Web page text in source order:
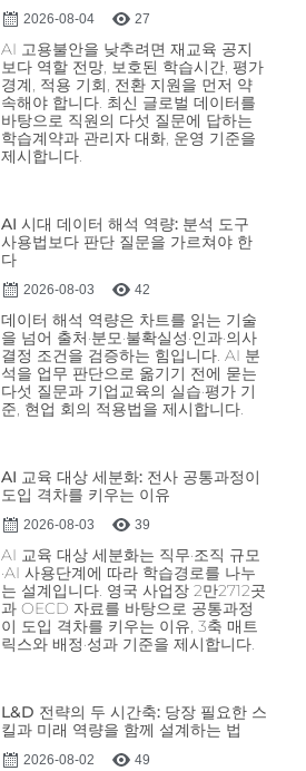
2026-08-04 27
AI 고용불안을 낮추려면 재교육 공지
보다 역할 전망, 보호된 학습시간, 평가
경계, 적용 기회, 전환 지원을 먼저 약
속해야 합니다. 최신 글로벌 데이터를
바탕으로 직원의 다섯 질문에 답하는
학습계약과 관리자 대화, 운영 기준을
제시합니다.
AI 시대 데이터 해석 역량: 분석 도구
사용법보다 판단 질문을 가르쳐야 한
다
2026-08-03 42
데이터 해석 역량은 차트를 읽는 기술
을 넘어 출처·분모·불확실성·인과·의사
결정 조건을 검증하는 힘입니다. AI 분
석을 업무 판단으로 옮기기 전에 묻는
다섯 질문과 기업교육의 실습·평가 기
준, 현업 회의 적용법을 제시합니다.
AI 교육 대상 세분화: 전사 공통과정이
도입 격차를 키우는 이유
2026-08-03 39
AI 교육 대상 세분화는 직무·조직 규모
·AI 사용단계에 따라 학습경로를 나누
는 설계입니다. 영국 사업장 2만2712곳
과 OECD 자료를 바탕으로 공통과정
이 도입 격차를 키우는 이유, 3축 매트
릭스와 배정·성과 기준을 제시합니다.
L&D 전략의 두 시간축: 당장 필요한 스
킬과 미래 역량을 함께 설계하는 법
2026-08-02 49